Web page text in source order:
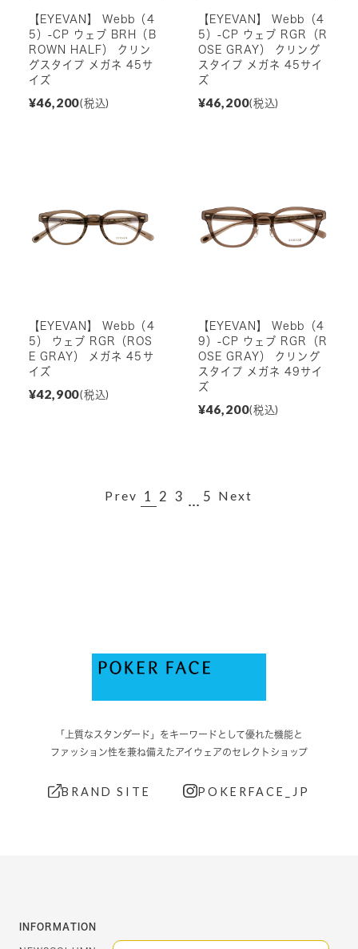
【EYEVAN】 Webb（4
5）-CP ウェブ BRH（B
ROWN HALF） クリン
グスタイプ メガネ 45サ
イズ
¥46,200(税込)
【EYEVAN】 Webb（4
5）-CP ウェブ RGR（R
OSE GRAY） クリング
スタイプ メガネ 45サイ
ズ
¥46,200(税込)
【EYEVAN】 Webb（4
5） ウェブ RGR（ROS
E GRAY） メガネ 45サ
イズ
¥42,900(税込)
【EYEVAN】 Webb（4
9）-CP ウェブ RGR（R
OSE GRAY） クリング
スタイプ メガネ 49サイ
ズ
¥46,200(税込)
Prev 1 2 3 5 Next
「上質なスタンダード」をキーワードとして優れた機能と
ファッション性を兼ね備えたアイウェアのセレクトショップ
BRAND SITE POKERFACE_JP
INFORMATION